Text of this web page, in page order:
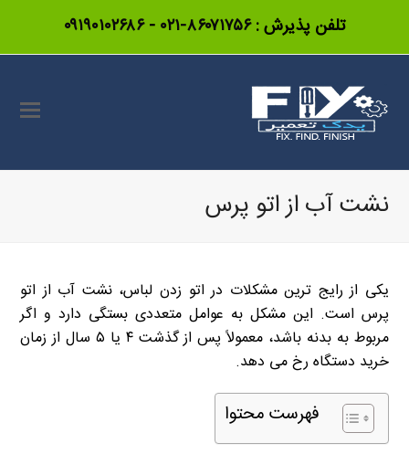
تلفن پذیرش :۸۶۰۷۱۷۵۶-۰۲۱ -۰۹۱۹۰۱۰۲۶۸۶
نشت آب از اتو پرس
یکی از رایج ترین مشکلات در اتو زدن لباس، نشت آب از اتو
پرس است. این مشکل به عوامل متعددی بستگی دارد و اگر
مربوط به بدنه باشد، معمولاً پس از گذشت ۴ یا ۵ سال از زمان
خرید دستگاه رخ می دهد.
فهرست محتوا